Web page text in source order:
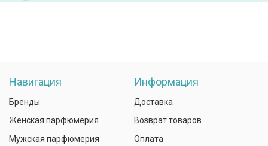
Навигация
Бренды
Женская парфюмерия
Мужская парфюмерия
Информация
Доставка
Возврат товаров
Оплата